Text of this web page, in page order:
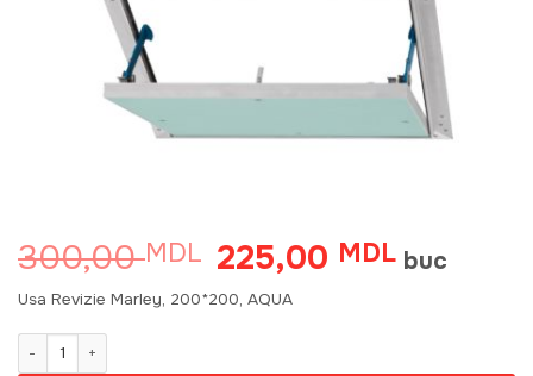
300,00MDL Prețul
inițial
a
225,00 MDLPrețul
curent
buc
Usa Revizie Marley, 200*200, AQUA